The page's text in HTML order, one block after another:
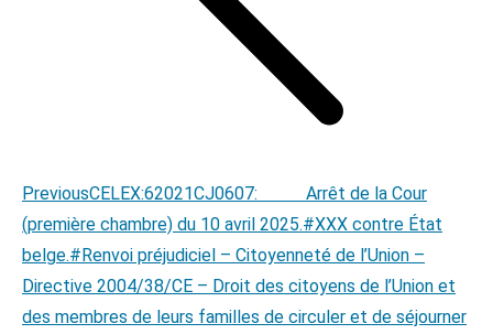
PreviousPrevious
post:
CELEX:62021CJ0607: Arrêt de la Cour
(première chambre) du 10 avril 2025.#XXX contre État
belge.#Renvoi préjudiciel – Citoyenneté de l’Union –
Directive 2004/38/CE – Droit des citoyens de l’Union et
des membres de leurs familles de circuler et de séjourner